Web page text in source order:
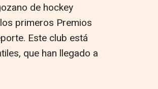
de hockey
primeros Premios
Este club está
que han llegado a